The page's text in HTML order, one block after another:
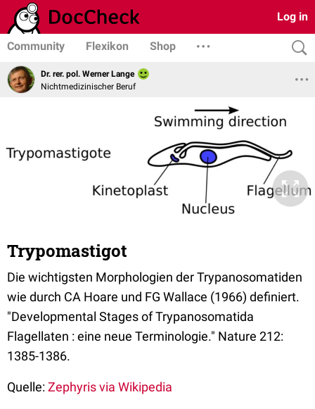
Log in
Community Flexikon Shop
Dr. rer. pol. Werner Lange
Nichtmedizinischer Beruf
Trypomastigot
Die wichtigsten Morphologien der Trypanosomatiden
wie durch CA Hoare und FG Wallace (1966) definiert.
"Developmental Stages of Trypanosomatida
Flagellaten : eine neue Terminologie." Nature 212:
1385-1386.
Quelle:Zephyris via Wikipedia